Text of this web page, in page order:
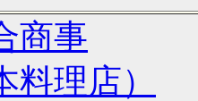
商事
理店）